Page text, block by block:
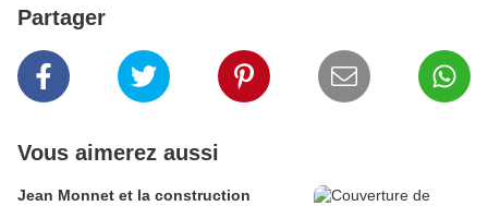
Partager
Vous aimerez aussi
Jean Monnet et la construction